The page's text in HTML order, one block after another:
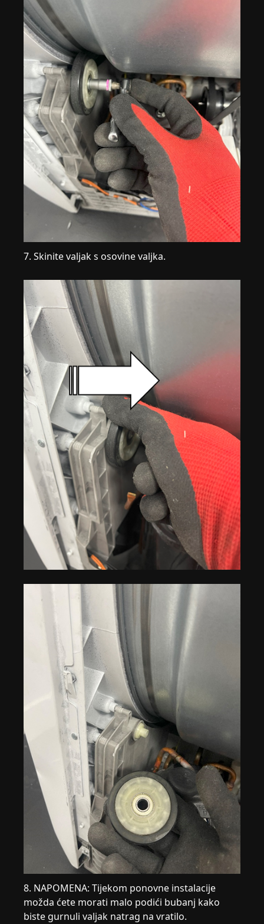
7. Skinite valjak s osovine valjka.
8. NAPOMENA: Tijekom ponovne instalacije
možda ćete morati malo podići bubanj kako
biste gurnuli valjak natrag na vratilo.